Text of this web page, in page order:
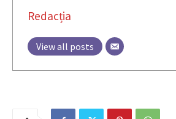
Redacția
View all posts